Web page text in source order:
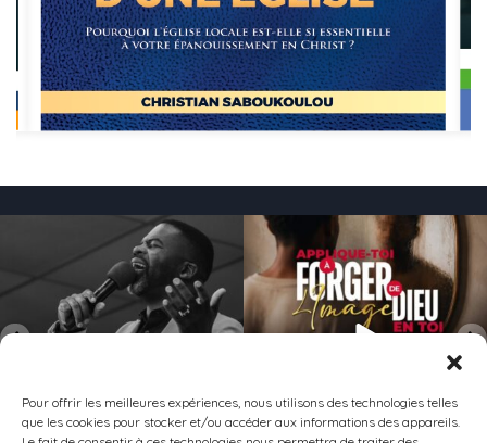
Pour offrir les meilleures expériences, nous utilisons des technologies telles
que les cookies pour stocker et/ou accéder aux informations des appareils.
1 154